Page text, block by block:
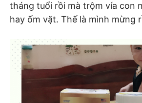
tháng tuổi rồi mà trộm vía con
hay ốm vặt. Thế là mình mừng